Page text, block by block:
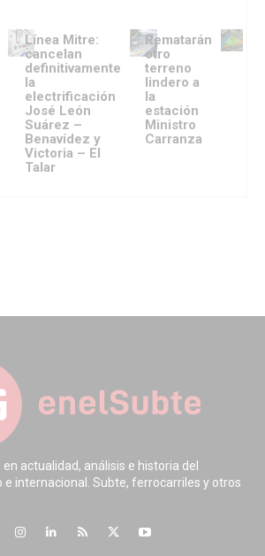
Línea Mitre:
cancelan
definitivamente
la
electrificación
José León
Suárez –
Benavídez y
Victoria – El
Talar
Rematarán
otro
terreno
lindero a
la
estación
Ministro
Carranza
actualidad, análisis e historia del
internacional. Subte, ferrocarriles y otros